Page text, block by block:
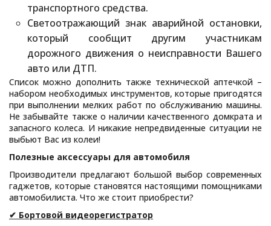
транспортного средства.
Светоотражающий знак аварийной остановки,
который сообщит другим участникам
дорожного движения о неисправности Вашего
авто или ДТП.
Список можно дополнить также технической аптечкой –
набором необходимых инструментов, которые пригодятся
при выполнении мелких работ по обслуживанию машины.
Не забывайте также о наличии качественного домкрата и
запасного колеса. И никакие непредвиденные ситуации не
выбьют Вас из колеи!
Полезные аксессуары для автомобиля
Производители предлагают большой выбор современных
гаджетов, которые становятся настоящими помощниками
автомобилиста. Что же стоит приобрести?
✔ Бортовой видеорегистратор